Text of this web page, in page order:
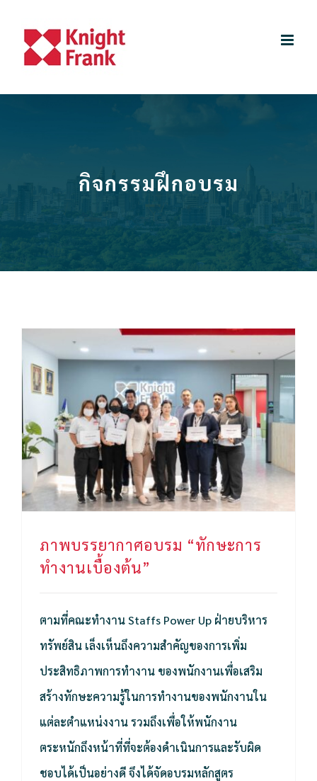
content
กิจกรรมฝึกอบรม
ภาพบรรยากาศอบรม “ทักษะการ
ทำงานเบื้องต้น”
ตามที่คณะทำงาน Staffs Power Up ฝ่ายบริหาร
ทรัพย์สิน เล็งเห็นถึงความสำคัญของการเพิ่ม
ประสิทธิภาพการทำงาน ของพนักงานเพื่อเสริม
สร้างทักษะความรู้ในการทำงานของพนักงานใน
แต่ละตำแหน่งงาน รวมถึงเพื่อให้พนักงาน
ตระหนักถึงหน้าที่ที่จะต้องดำเนินการและรับผิด
ชอบได้เป็นอย่างดี จึงได้จัดอบรมหลักสูตร